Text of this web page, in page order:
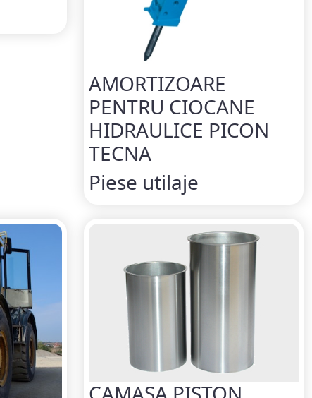
AMORTIZOARE
PENTRU CIOCANE
HIDRAULICE PICON
TECNA
Piese utilaje